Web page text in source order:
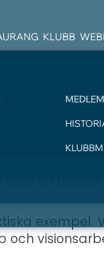
GOLFBIL
BOENDE
PRO
KLUBB
MEDLEM
en frukost
exempel.
och